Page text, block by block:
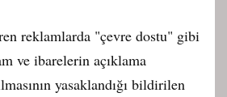
reklamlarda "çevre dostu" gibi
ve ibarelerin açıklama
yasaklandığı bildirilen